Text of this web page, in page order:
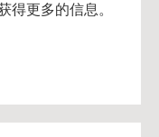
得更多的信息。